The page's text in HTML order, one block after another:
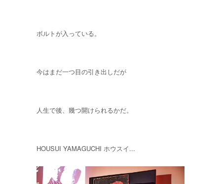
ボルトが入っている。
今はまだ一つ目の引き出しだが
人生で後、幾つ開けられるかだ。
HOUSUI YAMAGUCHI ホウスイ...